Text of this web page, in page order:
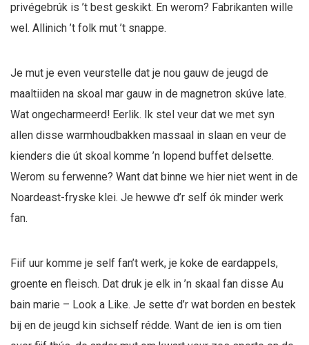
privégebrúk is ’t best geskikt. En werom? Fabrikanten wille
wel. Allinich ’t folk mut ’t snappe.
Je mut je even veurstelle dat je nou gauw de jeugd de
maaltiiden na skoal mar gauw in de magnetron skúve late.
Wat ongecharmeerd! Eerlik. Ik stel veur dat we met syn
allen disse warmhoudbakken massaal in slaan en veur de
kienders die út skoal komme ’n lopend buffet delsette.
Werom su ferwenne? Want dat binne we hier niet went in de
Noardeast-fryske klei. Je hewwe d’r self ók minder werk
fan.
Fiif uur komme je self fan’t werk, je koke de eardappels,
groente en fleisch. Dat druk je elk in ’n skaal fan disse Au
bain marie – Look a Like. Je sette d’r wat borden en bestek
bij en de jeugd kin sichself rédde. Want de ien is om tien